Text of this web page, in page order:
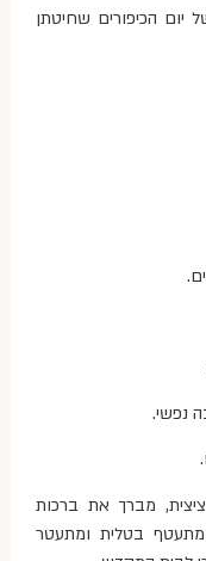
הכיפורים שחיטתן
נפשי.
מברך את ברכות
בטלית ומתעטר